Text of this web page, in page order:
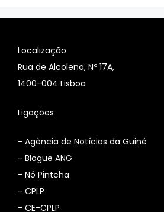
Localização
Rua de Alcolena, Nº 17A,
1400-004 Lisboa
Ligações
- Agência de Notícias da Guiné
- Blogue ANG
- Nô Pintcha
- CPLP
- CE-CPLP